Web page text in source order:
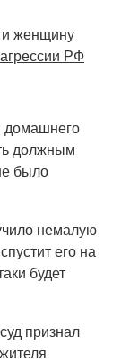
женщину
РФ
домашнего
должным
было
немалую
его на
будет
признал